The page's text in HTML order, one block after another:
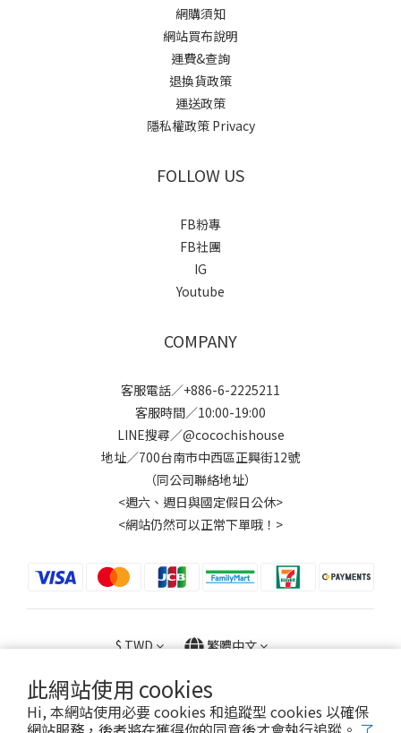
此網站使用 cookies
Hi, 本網站使用必要 cookies 和追蹤型 cookies 以確保
網購須知
網站買布說明
運費&查詢
退換貨政策
運送政策
隱私權政策 Privacy
FOLLOW US
FB粉專
FB社團
IG
Youtube
COMPANY
客服電話／+886-6-2225211
客服時間／10:00-19:00
LINE搜尋／@cocochishouse
地址／700台南市中西區正興街12號
（同公司聯絡地址）
<週六、週日與國定假日公休>
<網站仍然可以正常下單哦！>
$TWD 繁體中文